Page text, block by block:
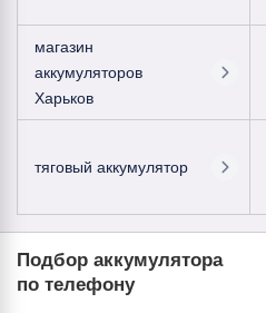
магазин
аккумуляторов
Харьков
тяговый аккумулятор
Подбор аккумулятора
по телефону